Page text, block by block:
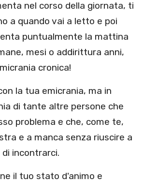
nel corso della giornata, ti
a quando vai a letto e poi
puntualmente la mattina
mesi o addirittura anni,
cronica!
la tua emicrania, ma in
di tante altre persone che
problema e che, come te,
e a manca senza riuscire a
incontrarci.
il tuo stato d'animo e